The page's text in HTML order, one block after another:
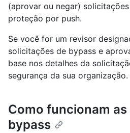
(aprovar ou negar)
proteção por push.
Se você for um revisor
solicitações de bypass e
base nos detalhes da
segurança da sua organização.
Como funcionam
bypass